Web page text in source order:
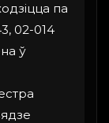
па
02-014
ў